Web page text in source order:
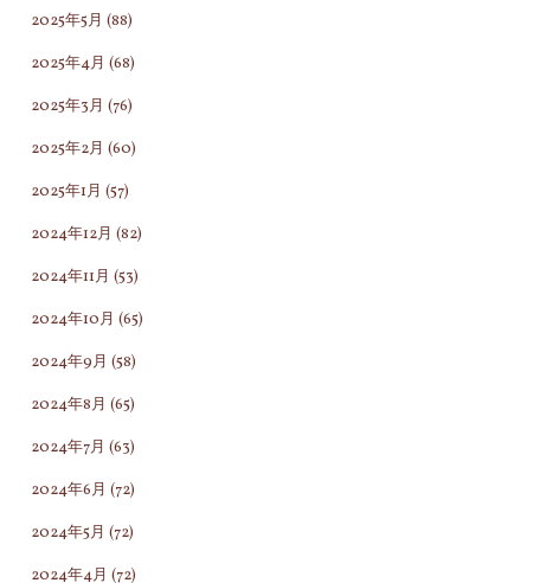
2025年5月 (88)
2025年4月 (68)
2025年3月 (76)
2025年2月 (60)
2025年1月 (57)
2024年12月 (82)
2024年11月 (53)
2024年10月 (65)
2024年9月 (58)
2024年8月 (65)
2024年7月 (63)
2024年6月 (72)
2024年5月 (72)
2024年4月 (72)